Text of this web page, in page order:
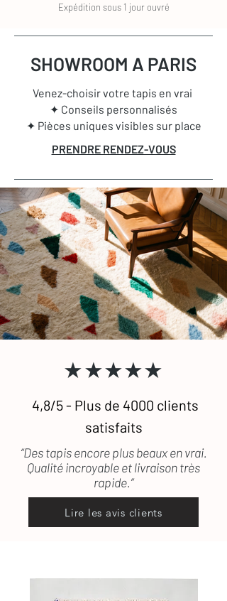
Expédition sous 1 jour ouvré
SHOWROOM A PARIS
Venez-choisir votre tapis en vrai
✦ Conseils personnalisés
✦ Pièces uniques visibles sur place
PRENDRE RENDEZ-VOUS
★★★★★
4,8/5 - Plus de 4000 clients
satisfaits
“Des tapis encore plus beaux en vrai.
Qualité incroyable et livraison très
rapide.”
Lire les avis clients